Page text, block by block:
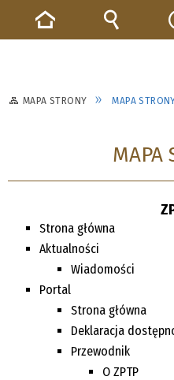
MAPA STRONY MAPA
MAPA
Strona główna
Aktualności
Wiadomości
Portal
Strona główna
Deklaracja
Przewodnik
O ZPTP
Strona